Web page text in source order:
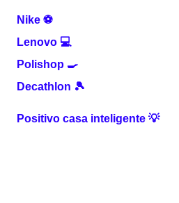
Nike ⚽
Lenovo 💻
Polishop 🍳
Decathlon 🎾
Positivo casa inteligente 💡